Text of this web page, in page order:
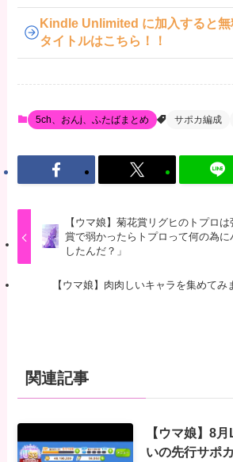
Kindle Unlimited に加入すると無
タイトルはこちら！！
5ch、おんj、ふたばまとめ サポカ編成
【ウマ娘】菊花賞リグヒのトプロ
賞で弱かったらトプロって何の為
したんだ？」
【ウマ娘】肉肉しいキャラを集めてみ
関連記事
【ウマ娘】8
いの先行サポ